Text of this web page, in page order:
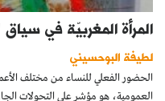
المرأة المغربيّة في سياق "حركة
لطيفة البوحسيني
الحضور الفعلي للنساء من مختلف
العمومية، هو مؤشر على التحولات